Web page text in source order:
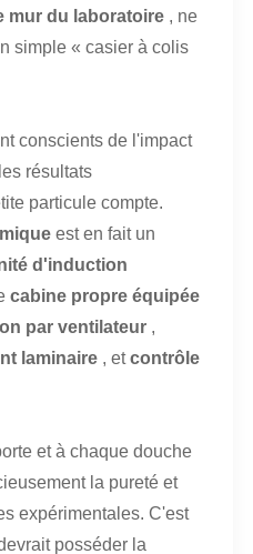
mur du laboratoire , ne
simple « casier à colis
conscients de l'impact
résultats
particule compte.
est en fait un
d'induction
cabine propre équipée
par ventilateur ,
laminaire , etcontrôle
et à chaque douche
la pureté et
expérimentales. C'est
posséder la